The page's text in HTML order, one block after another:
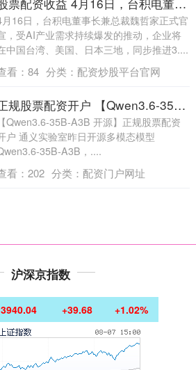
16日，台积电董事长兼总裁魏哲家正式官
，受AI产业需求持续爆发的推动，企业将
中国台湾、美国、日本三地，同步推进3....
看： 84 分类： 配资炒股平台官网
正规股票配资开户 【Qwen3.6-35B-A3B 开源】 通义实验室昨日开源多模态模
【Qwen3.6-35B-A3B 开源】正规股票配资
户 通义实验室昨日开源多模态模型
35B-A3B，....
看： 202 分类： 配资门户网址
沪深京指数
3940.04 +39.68 +1.02%